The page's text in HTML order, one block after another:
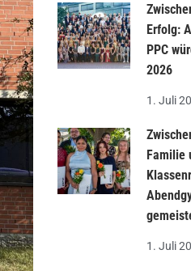
Erfolg:
PPC
2026
1. Juli
Familie
1. Juli